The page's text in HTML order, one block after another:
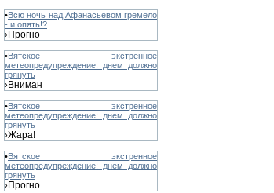
•Всю ночь над Афанасьевом гремело
- и опять!?
›Прогно
•Вятское экстренное
метеопредупреждение: днем должно
грянуть
›Вниман
•Вятское экстренное
метеопредупреждение: днем должно
грянуть
›Жара!
•Вятское экстренное
метеопредупреждение: днем должно
грянуть
›Прогно